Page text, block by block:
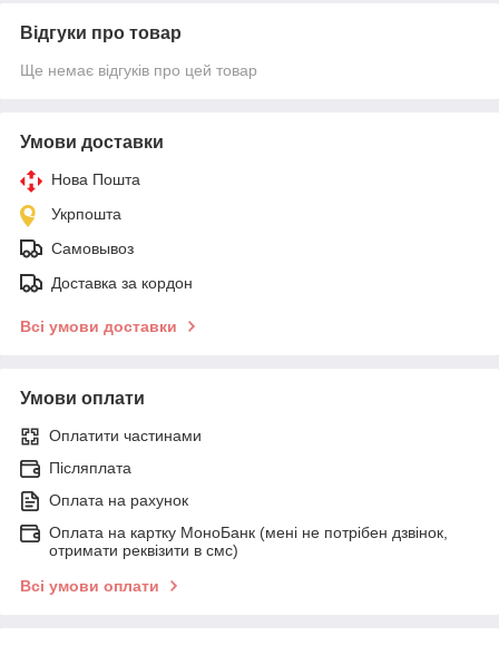
Відгуки про товар
Ще немає відгуків про цей товар
Умови доставки
Нова Пошта
Укрпошта
Самовывоз
Доставка за кордон
Всі умови доставки
Умови оплати
Оплатити частинами
Післяплата
Оплата на рахунок
Оплата на картку МоноБанк (мені не потрібен дзвінок,
отримати реквізити в смс)
Всі умови оплати